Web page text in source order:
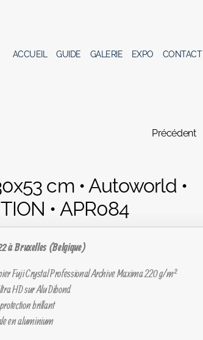
ACCUEIL GUIDE GALERIE EXPO CONTACT
Précédent
cm • Autoworld •
• APR084
à Bruxelles (Belgique)
Fuji Crystal Professional Archive Maxima 220 g/m²
HD sur Alu Dibond
brillant
en aluminium